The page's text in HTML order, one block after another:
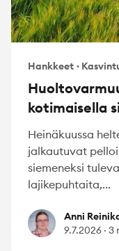
Hankkeet ·
kotimaisella
Heinäkuussa
jalkautuvat
siemeneksi
lajikepuhtaita,...
Anni Reinikainen
Anni
9.7.2026 · 3